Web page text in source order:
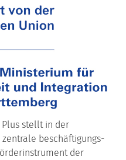
Plus stellt in der
zentrale beschäftigungs-
der